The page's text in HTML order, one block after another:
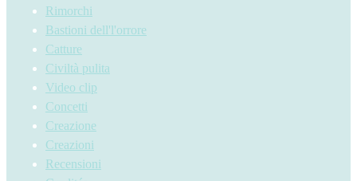
Rimorchi
Bastioni dell'l'orrore
Catture
Civiltà pulita
Video clip
Concetti
Creazione
Creazioni
Recensioni